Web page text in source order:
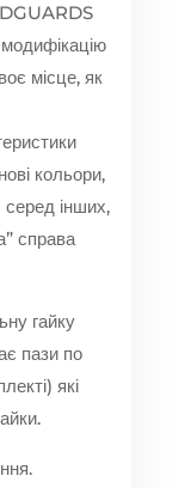
місце, як
кольори,
серед інших,
справа
гайку
пази по
які